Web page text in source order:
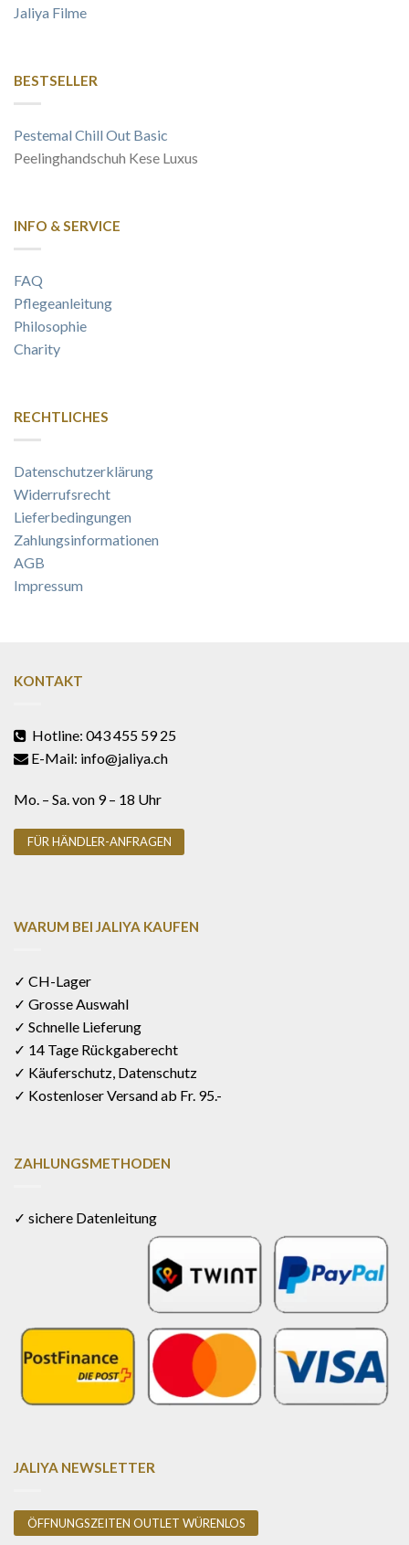
Jaliya Filme
BESTSELLER
Pestemal Chill Out Basic
Peelinghandschuh Kese Luxus
INFO & SERVICE
FAQ
Pflegeanleitung
Philosophie
Charity
RECHTLICHES
Datenschutzerklärung
Widerrufsrecht
Lieferbedingungen
Zahlungsinformationen
AGB
Impressum
KONTAKT
Hotline: 043 455 59 25
E-Mail: info@jaliya.ch
Mo. – Sa. von 9 – 18 Uhr
FÜR HÄNDLER-ANFRAGEN
WARUM BEI JALIYA KAUFEN
✓ CH-Lager
✓ Grosse Auswahl
✓ Schnelle Lieferung
✓ 14 Tage Rückgaberecht
✓ Käuferschutz, Datenschutz
✓ Kostenloser Versand ab Fr. 95.-
ZAHLUNGSMETHODEN
✓ sichere Datenleitung
JALIYA NEWSLETTER
ÖFFNUNGSZEITEN OUTLET WÜRENLOS